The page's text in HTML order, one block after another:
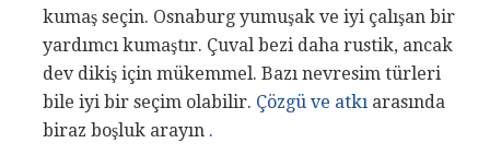
kumaş seçin. Osnaburg yumuşak ve iyi çalışan bir
yardımcı kumaştır. Çuval bezi daha rustik, ancak
dev dikiş için mükemmel. Bazı nevresim türleri
bile iyi bir seçim olabilir. Çözgü ve atkı arasında
biraz boşluk arayın .